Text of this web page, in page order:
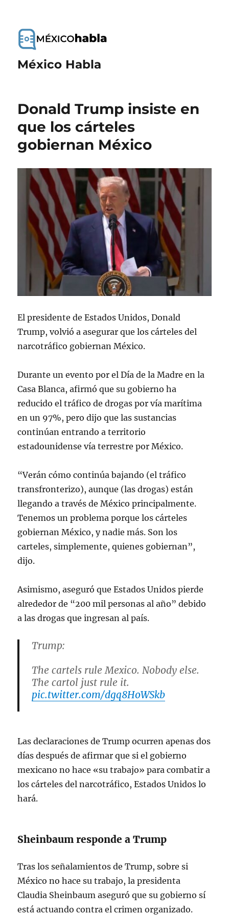
México Habla
Donald Trump insiste en
que los cárteles
gobiernan México
El presidente de Estados Unidos, Donald
Trump, volvió a asegurar que los cárteles del
narcotráfico gobiernan México.
Durante un evento por el Día de la Madre en la
Casa Blanca, afirmó que su gobierno ha
reducido el tráfico de drogas por vía marítima
en un 97%, pero dijo que las sustancias
continúan entrando a territorio
estadounidense vía terrestre por México.
“Verán cómo continúa bajando (el tráfico
transfronterizo), aunque (las drogas) están
llegando a través de México principalmente.
Tenemos un problema porque los cárteles
gobiernan México, y nadie más. Son los
carteles, simplemente, quienes gobiernan”,
dijo.
Asimismo, aseguró que Estados Unidos pierde
alrededor de “200 mil personas al año” debido
a las drogas que ingresan al país.
Trump:
The cartels rule Mexico. Nobody else.
The cartol just rule it.
pic.twitter.com/dgq8HoWSkb
Las declaraciones de Trump ocurren apenas dos
días después de afirmar que si el gobierno
mexicano no hace «su trabajo» para combatir a
los cárteles del narcotráfico, Estados Unidos lo
hará.
Sheinbaum responde a Trump
Tras los señalamientos de Trump, sobre si
México no hace su trabajo, la presidenta
Claudia Sheinbaum aseguró que su gobierno sí
está actuando contra el crimen organizado.